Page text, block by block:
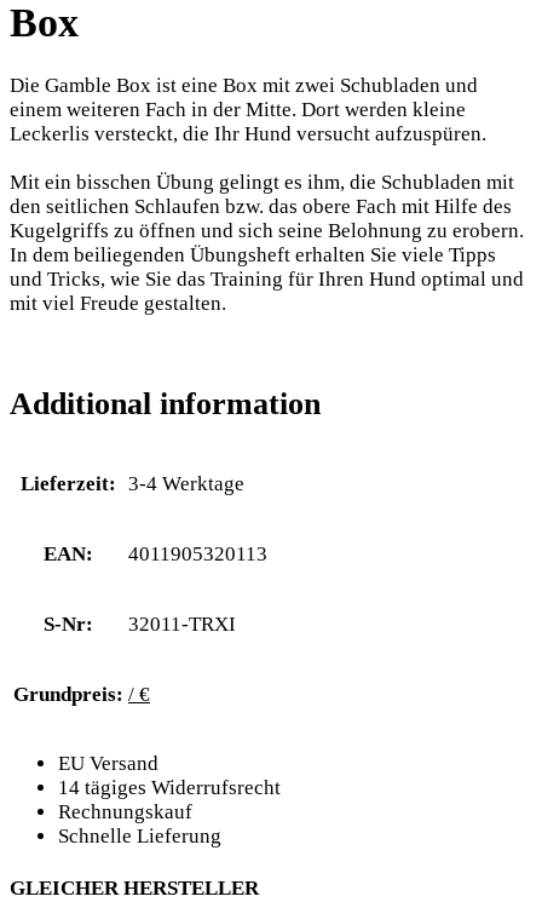
Box
Die Gamble Box ist eine Box mit zwei Schubladen und
einem weiteren Fach in der Mitte. Dort werden kleine
Leckerlis versteckt, die Ihr Hund versucht aufzuspüren.
Mit ein bisschen Übung gelingt es ihm, die Schubladen mit
den seitlichen Schlaufen bzw. das obere Fach mit Hilfe des
Kugelgriffs zu öffnen und sich seine Belohnung zu erobern.
In dem beiliegenden Übungsheft erhalten Sie viele Tipps
und Tricks, wie Sie das Training für Ihren Hund optimal und
mit viel Freude gestalten.
Additional information
Lieferzeit: 3-4 Werktage
EAN: 4011905320113
S-Nr: 32011-TRXI
Grundpreis: / €
EU Versand
14 tägiges Widerrufsrecht
Rechnungskauf
Schnelle Lieferung
GLEICHER HERSTELLER